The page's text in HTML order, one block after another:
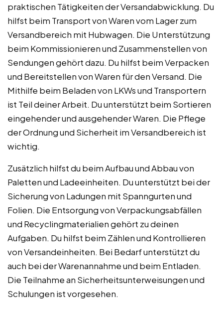
praktischen Tätigkeiten der Versandabwicklung. Du
hilfst beim Transport von Waren vom Lager zum
Versandbereich mit Hubwagen. Die Unterstützung
beim Kommissionieren und Zusammenstellen von
Sendungen gehört dazu. Du hilfst beim Verpacken
und Bereitstellen von Waren für den Versand. Die
Mithilfe beim Beladen von LKWs und Transportern
ist Teil deiner Arbeit. Du unterstützt beim Sortieren
eingehender und ausgehender Waren. Die Pflege
der Ordnung und Sicherheit im Versandbereich ist
wichtig.
Zusätzlich hilfst du beim Aufbau und Abbau von
Paletten und Ladeeinheiten. Du unterstützt bei der
Sicherung von Ladungen mit Spanngurten und
Folien. Die Entsorgung von Verpackungsabfällen
und Recyclingmaterialien gehört zu deinen
Aufgaben. Du hilfst beim Zählen und Kontrollieren
von Versandeinheiten. Bei Bedarf unterstützt du
auch bei der Warenannahme und beim Entladen.
Die Teilnahme an Sicherheitsunterweisungen und
Schulungen ist vorgesehen.